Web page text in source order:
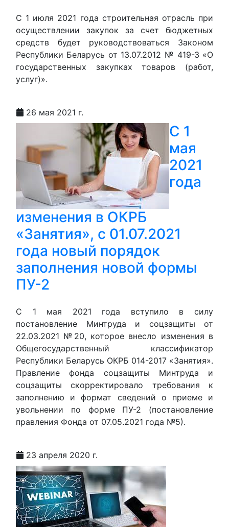
С 1 июля 2021 года строительная отрасль при
осуществлении закупок за счет бюджетных
средств будет руководствоваться Законом
Республики Беларусь от 13.07.2012 № 419-З «О
государственных закупках товаров (работ,
услуг)».
26 мая 2021 г.
С 1
мая
2021
года
изменения в ОКРБ
«Занятия», с 01.07.2021
года новый порядок
заполнения новой формы
ПУ-2
С 1 мая 2021 года вступило в силу
постановление Минтруда и соцзащиты от
22.03.2021 №20, которое внесло изменения в
Общегосударственный классификатор
Республики Беларусь ОКРБ 014-2017 «Занятия».
Правление фонда соцзащиты Минтруда и
соцзащиты скорректировало требования к
заполнению и формат сведений о приеме и
увольнении по форме ПУ-2 (постановление
правления Фонда от 07.05.2021 года №5).
23 апреля 2020 г.